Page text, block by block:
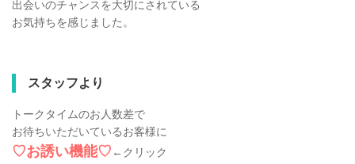
出会いのチャンスを大切にされている
お気持ちを感じました。
スタッフより
トークタイムのお人数差で
お待ちいただいているお客様に
♡お誘い機能♡ ←クリック